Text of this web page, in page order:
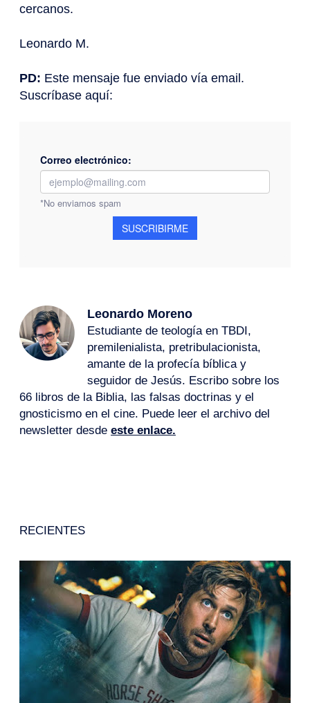
cercanos.
Leonardo M.
PD: Este mensaje fue enviado vía email.
Suscríbase aquí:
Leonardo Moreno
Estudiante de teología en TBDI,
premilenialista, pretribulacionista,
amante de la profecía bíblica y
seguidor de Jesús. Escribo sobre los
66 libros de la Biblia, las falsas doctrinas y el
gnosticismo en el cine. Puede leer el archivo del
newsletter desde este enlace.
RECIENTES